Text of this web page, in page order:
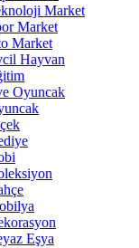
Market
Market
Market
Hayvan
Oyuncak
Eşya